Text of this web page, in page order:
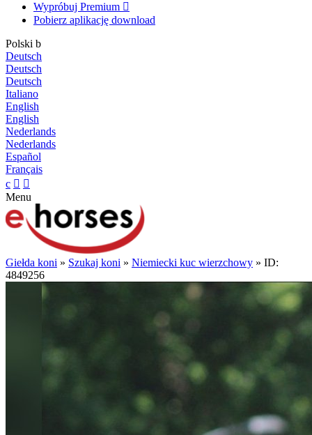
Wypróbuj Premium 
Pobierz aplikację download
Polski b
Deutsch
Deutsch
Deutsch
Italiano
English
English
Nederlands
Nederlands
Español
Français
c  
Menu
Giełda koni » Szukaj koni » Niemiecki kuc wierzchowy » ID:
4849256